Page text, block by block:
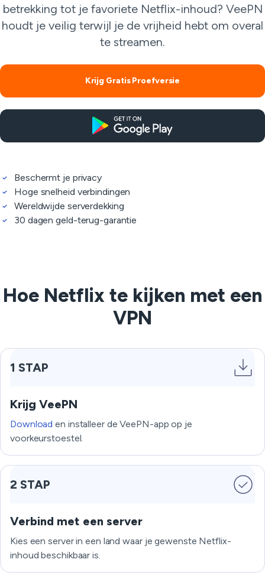
betrekking tot je favoriete Netflix-inhoud? VeePN
houdt je veilig terwijl je de vrijheid hebt om overal
te streamen.
Krijg Gratis Proefversie
Beschermt je privacy
Hoge snelheid verbindingen
Wereldwijde serverdekking
30 dagen geld-terug-garantie
Hoe Netflix te kijken met een
VPN
1 STAP
Krijg VeePN
Download en installeer de VeePN-app op je
voorkeurstoestel.
2 STAP
Verbind met een server
Kies een server in een land waar je gewenste Netflix-
inhoud beschikbaar is.